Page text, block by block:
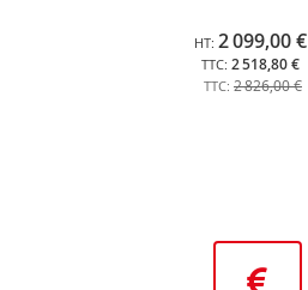
2 518,80 €
2 099,00 €
2 826,00 €